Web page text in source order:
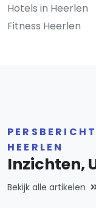
Hotels in Heerlen
Fitness Heerlen
HEERLEN
Inzichten,
Bekijk alle artikelen